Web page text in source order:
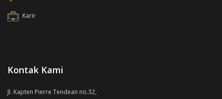
Karir
Kontak Kami
Jl. Kapten Pierre Tendean no.32,